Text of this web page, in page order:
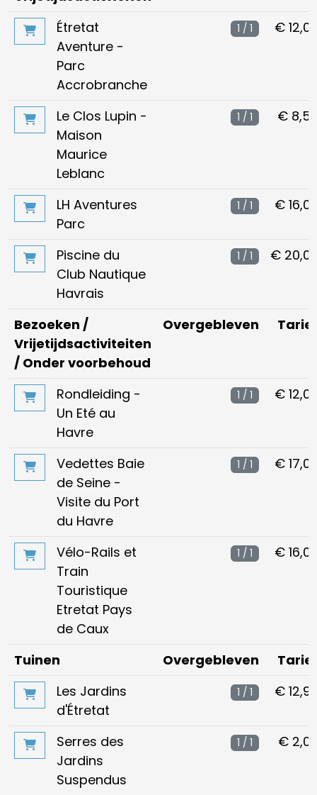
Étretat
Aventure -
Parc
Accrobranche
1 / 1 €
Le Clos Lupin -
Maison
Maurice
Leblanc
1 / 1 €
LH Aventures
Parc
1 / 1 €
Piscine du
Club Nautique
Havrais
1 / 1 €
Bezoeken /
Vrijetijdsactiviteiten
/ Onder voorbehoud
Overgebleven
Rondleiding -
Un Eté au
Havre
1 / 1 €
Vedettes Baie
de Seine -
Visite du Port
du Havre
1 / 1 €
Vélo-Rails et
Train
Touristique
Etretat Pays
de Caux
1 / 1 €
Tuinen Overgebleven
Les Jardins
d'Étretat
1 / 1 €
Serres des
Jardins
Suspendus
1 / 1 €